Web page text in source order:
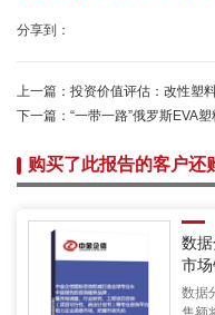
分享到：
上一篇： 投资价值评估：改性塑料行业
下一篇： “一带一路”俄罗斯EVA塑料
购买了此报告的客户还
数
市
数据